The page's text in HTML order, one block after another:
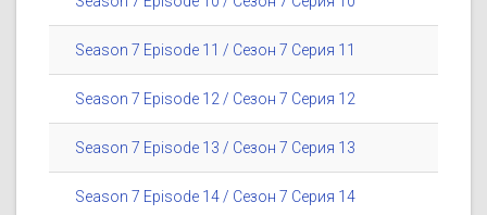
Season 7 Episode 11 / Сезон 7 Серия 11
Season 7 Episode 12 / Сезон 7 Серия 12
Season 7 Episode 13 / Сезон 7 Серия 13
Season 7 Episode 14 / Сезон 7 Серия 14